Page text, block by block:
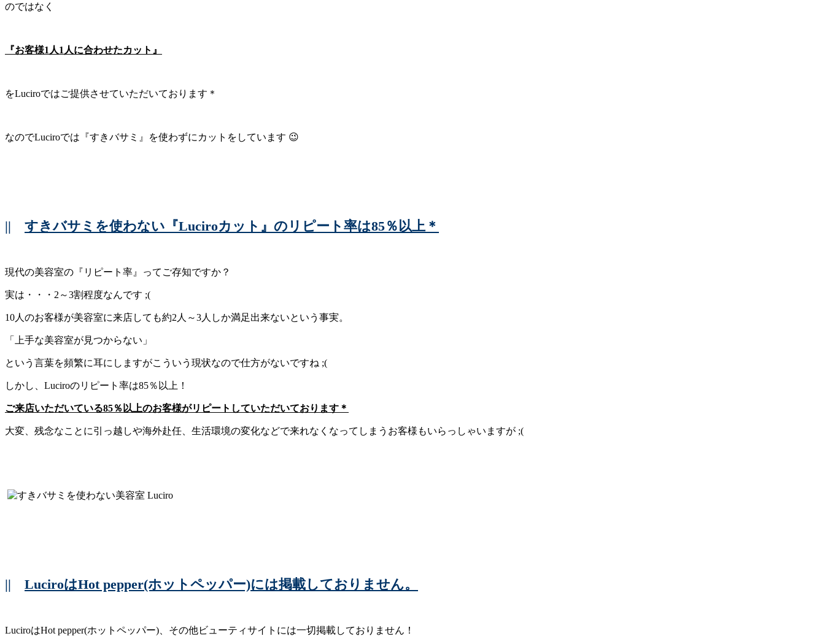
のではなく
『お客様1人1人に合わせたカット』
をLuciroではご提供させていただいております＊
なのでLuciroでは『すきバサミ』を使わずにカットをしています 😉
|| すきバサミを使わない『Luciroカット』のリピート率は85％以上＊
現代の美容室の『リピート率』ってご存知ですか？
実は・・・2～3割程度なんです ;(
10人のお客様が美容室に来店しても約2人～3人しか満足出来ないという事実。
「上手な美容室が見つからない」
という言葉を頻繁に耳にしますがこういう現状なので仕方がないですね ;(
しかし、Luciroのリピート率は85％以上！
ご来店いただいている85％以上のお客様がリピートしていただいております＊
大変、残念なことに引っ越しや海外赴任、生活環境の変化などで来れなくなってしまうお客様もいらっしゃいますが ;(
|| LuciroはHot pepper(ホットペッパー)には掲載しておりません。
LuciroはHot pepper(ホットペッパー)、その他ビューティサイトには一切掲載しておりません！